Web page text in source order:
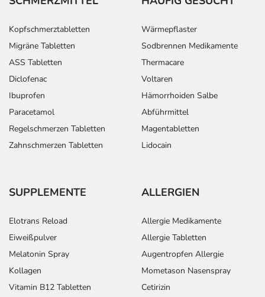
Kopfschmerztabletten
Migräne Tabletten
ASS Tabletten
Diclofenac
Ibuprofen
Paracetamol
Regelschmerzen Tabletten
Zahnschmerzen Tabletten
Wärmepflaster
Sodbrennen Medikamente
Thermacare
Voltaren
Hämorrhoiden Salbe
Abführmittel
Magentabletten
Lidocain
SUPPLEMENTE
Elotrans Reload
Eiweißpulver
Melatonin Spray
Kollagen
Vitamin B12 Tabletten
ALLERGIEN
Allergie Medikamente
Allergie Tabletten
Augentropfen Allergie
Mometason Nasenspray
Cetirizin